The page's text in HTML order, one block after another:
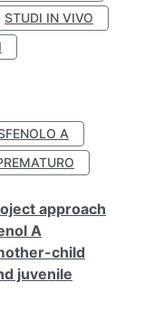
STUDI IN VIVO
A
approach
A
child
juvenile